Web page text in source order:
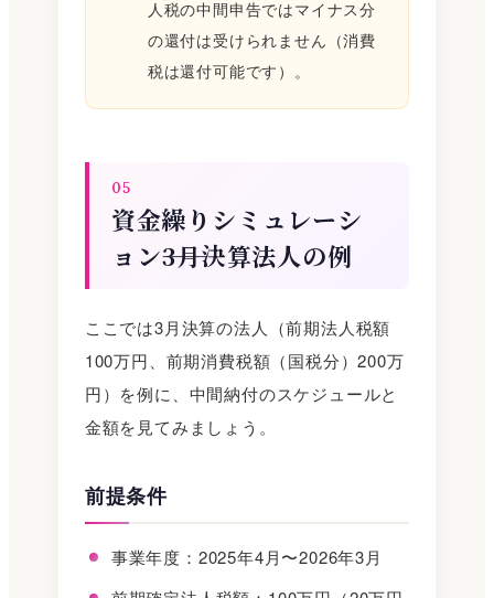
人税の中間申告ではマイナス分
の還付は受けられません（消費
税は還付可能です）。
05
資金繰りシミュレーシ
ョン――3月決算法人の例
ここでは3月決算の法人（前期法人税額
100万円、前期消費税額（国税分）200万
円）を例に、中間納付のスケジュールと
金額を見てみましょう。
前提条件
事業年度：2025年4月〜2026年3月